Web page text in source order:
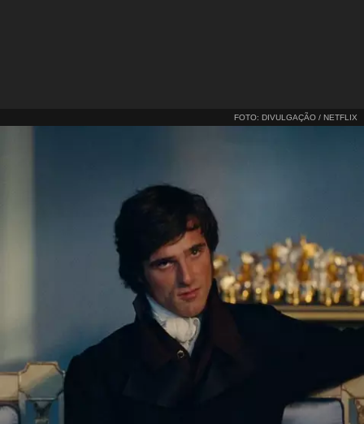
FOTO: DIVULGAÇÃO / NETFLIX